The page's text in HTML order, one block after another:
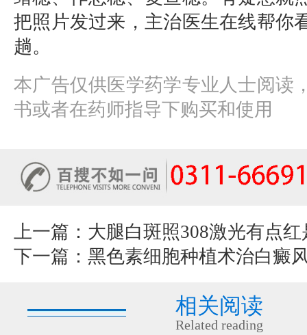
把照片发过来，主治医生在线帮你
趟。
本广告仅供医学药学专业人士阅读
书或者在药师指导下购买和使用
上一篇： 大腿白斑照308激光有点
下一篇： 黑色素细胞种植术治白癜
相关阅读
Related reading